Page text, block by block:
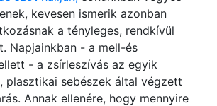
kevesen ismerik azonban
a tényleges, rendkívül
Napjainkban - a mell-és
- a zsírleszívás az egyik
plasztikai sebészek által végzett
Annak ellenére, hogy mennyire